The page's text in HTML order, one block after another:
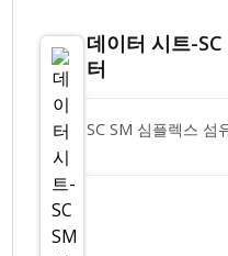
데이터 시트-
터
SC SM 심플렉스 섬